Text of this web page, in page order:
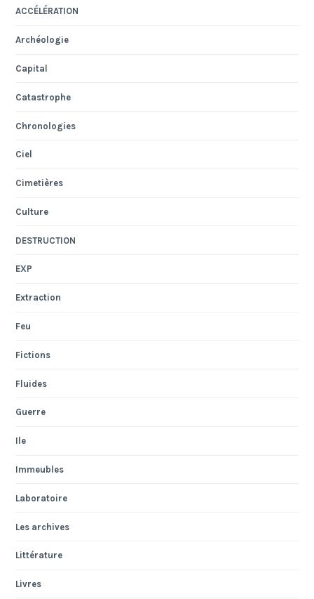
ACCÉLÉRATION
Archéologie
Capital
Catastrophe
Chronologies
Ciel
Cimetières
Culture
DESTRUCTION
EXP
Extraction
Feu
Fictions
Fluides
Guerre
Ile
Immeubles
Laboratoire
Les archives
Littérature
Livres